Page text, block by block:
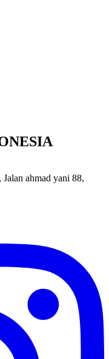
ahmad yani 88,